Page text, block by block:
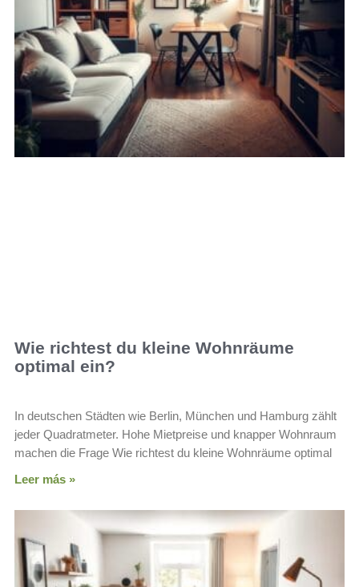
Wie richtest du kleine Wohnräume
optimal ein?
In deutschen Städten wie Berlin, München und Hamburg zählt
jeder Quadratmeter. Hohe Mietpreise und knapper Wohnraum
machen die Frage Wie richtest du kleine Wohnräume optimal
Leer más »